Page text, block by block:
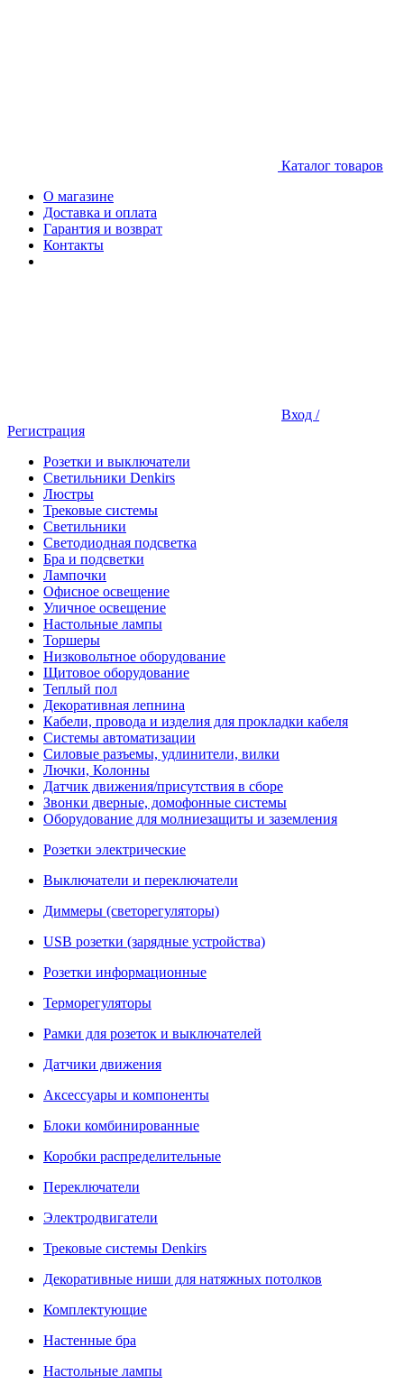
Каталог товаров
О магазине
Доставка и оплата
Гарантия и возврат
Контакты
Вход /
Регистрация
Розетки и выключатели
Светильники Denkirs
Люстры
Трековые системы
Светильники
Светодиодная подсветка
Бра и подсветки
Лампочки
Офисное освещение
Уличное освещение
Настольные лампы
Торшеры
Низковольтное оборудование
Щитовое оборудование
Теплый пол
Декоративная лепнина
Кабели, провода и изделия для прокладки кабеля
Системы автоматизации
Силовые разъемы, удлинители, вилки
Лючки, Колонны
Датчик движения/присутствия в сборе
Звонки дверные, домофонные системы
Оборудование для молниезащиты и заземления
Розетки электрические
Выключатели и переключатели
Диммеры (светорегуляторы)
USB розетки (зарядные устройства)
Розетки информационные
Терморегуляторы
Рамки для розеток и выключателей
Датчики движения
Аксессуары и компоненты
Блоки комбинированные
Коробки распределительные
Переключатели
Электродвигатели
Трековые системы Denkirs
Декоративные ниши для натяжных потолков
Комплектующие
Настенные бра
Настольные лампы